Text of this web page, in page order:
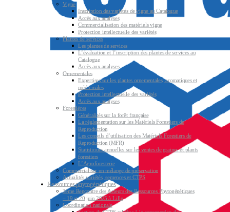
Vigne
Inscription des variétés de vigne au Catalogue
Accès aux analyses
Commercialisation des matériels vigne
Protection intellectuelle des variétés
Plantes de services
Les plantes de services
L’évaluation et l’inscription des plantes de services au
Catalogue
Accès aux analyses
Ornementales
Expertises sur les plantes ornementales, aromatiques et
médicinales
Protection intellectuelle des variétés
Accès aux analyses
Forestières
Généralités sur la forêt française
La réglementation sur les Matériels Forestiers de
Reproduction
Les conseils d’utilisation des Matériels Forestiers de
Reproduction (MFR)
Statistiques annuelles sur les ventes de graines et plants
forestiers
L’Agroforesterie
Commercialiser un mélange de préservation
Actualités variétés, semences et CTPS
Ressources phytogénétiques
3ème Rencontre des Acteurs des Ressources Phytogénétiques
– 19 et 20 juin 2025 à Lille
Coordination nationale